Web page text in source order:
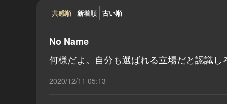
共感順 新着順 古い順
No Name
何様だよ。自分も選ばれる立場だと認識し
2020/12/11 05:13